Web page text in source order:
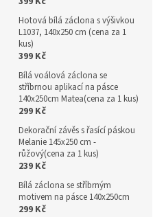
Hotová bílá záclona s výšivkou
L1037, 140x250 cm (cena za 1
kus)
399 Kč
Bílá voálová záclona se
stříbrnou aplikací na pásce
140x250cm Matea(cena za 1 kus)
299 Kč
Dekorační závěs s řasící páskou
Melanie 145x250 cm -
růžový(cena za 1 kus)
239 Kč
Bílá záclona se stříbrným
motivem na pásce 140x250cm
299 Kč